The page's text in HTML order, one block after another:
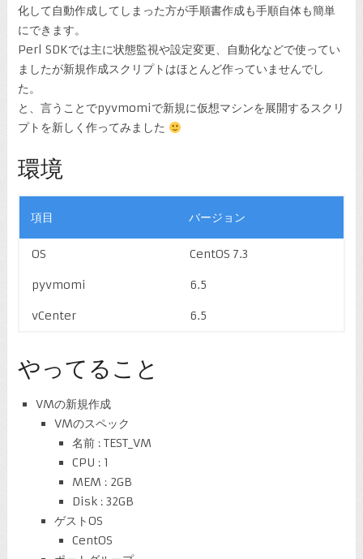
化して自動作成してしまった方が手順書作成も手順自体も簡単
にできます。
Perl SDKでは主に状態監視や設定変更、自動化などで使ってい
ましたが新規作成スクリプトはほとんど作っていませんでし
た。
と、言うことでpyvmomiで新規に仮想マシンを展開するスクリ
プトを新しく作ってみました
環境
項目 バージョン
OS CentOS 7.3
pyvmomi 6.5
vCenter 6.5
やってること
VMの新規作成
VMのスペック
名前 : TEST_VM
CPU : 1
MEM : 2GB
Disk : 32GB
ゲストOS
CentOS